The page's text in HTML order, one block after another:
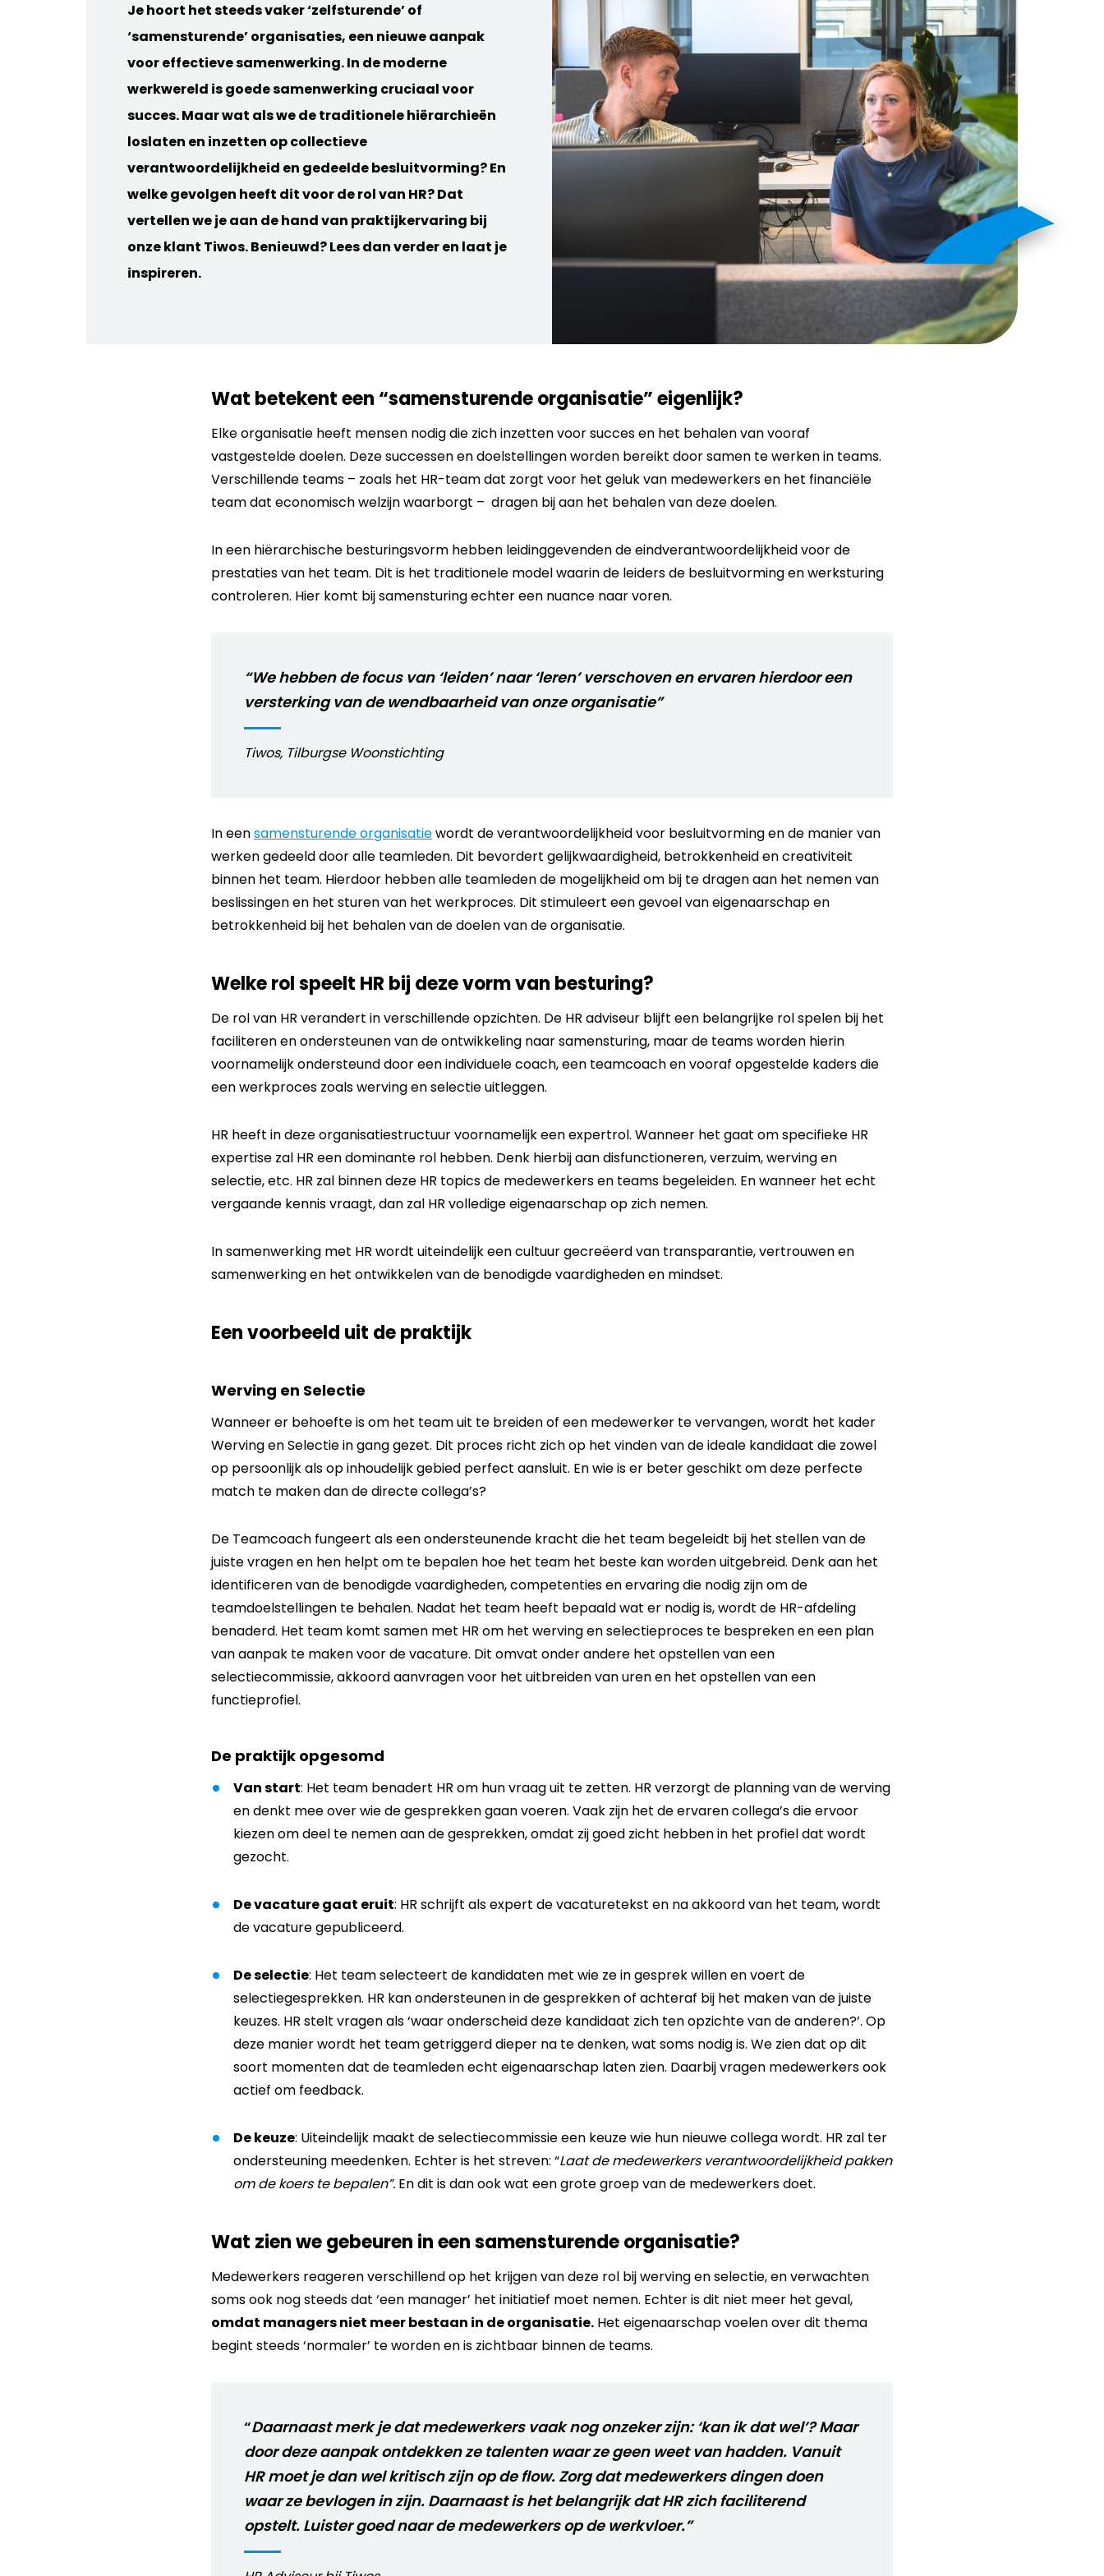
Je hoort het steeds vaker ‘zelfsturende’ of
‘samensturende’ organisaties, een nieuwe aanpak
voor effectieve samenwerking. In de moderne
werkwereld is goede samenwerking cruciaal voor
succes. Maar wat als we de traditionele hiërarchieën
loslaten en inzetten op collectieve
verantwoordelijkheid en gedeelde besluitvorming? En
welke gevolgen heeft dit voor de rol van HR? Dat
vertellen we je aan de hand van praktijkervaring bij
onze klant Tiwos. Benieuwd? Lees dan verder en laat je
inspireren.
Wat betekent een “samensturende organisatie” eigenlijk?
Elke organisatie heeft mensen nodig die zich inzetten voor succes en het behalen van vooraf
vastgestelde doelen. Deze successen en doelstellingen worden bereikt door samen te werken in teams.
Verschillende teams – zoals het HR-team dat zorgt voor het geluk van medewerkers en het financiële
team dat economisch welzijn waarborgt – dragen bij aan het behalen van deze doelen.
In een hiërarchische besturingsvorm hebben leidinggevenden de eindverantwoordelijkheid voor de
prestaties van het team. Dit is het traditionele model waarin de leiders de besluitvorming en werksturing
controleren. Hier komt bij samensturing echter een nuance naar voren.
“We hebben de focus van ‘leiden’ naar ‘leren’ verschoven en ervaren hierdoor een
versterking van de wendbaarheid van onze organisatie”
Tiwos, Tilburgse Woonstichting
In eensamensturende organisatiewordt de verantwoordelijkheid voor besluitvorming en de manier van
werken gedeeld door alle teamleden. Dit bevordert gelijkwaardigheid, betrokkenheid en creativiteit
binnen het team. Hierdoor hebben alle teamleden de mogelijkheid om bij te dragen aan het nemen van
beslissingen en het sturen van het werkproces. Dit stimuleert een gevoel van eigenaarschap en
betrokkenheid bij het behalen van de doelen van de organisatie.
Welke rol speelt HR bij deze vorm van besturing?
De rol van HR verandert in verschillende opzichten. De HR adviseur blijft een belangrijke rol spelen bij het
faciliteren en ondersteunen van de ontwikkeling naar samensturing, maar de teams worden hierin
voornamelijk ondersteund door een individuele coach, een teamcoach en vooraf opgestelde kaders die
een werkproces zoals werving en selectie uitleggen.
HR heeft in deze organisatiestructuur voornamelijk een expertrol. Wanneer het gaat om specifieke HR
expertise zal HR een dominante rol hebben. Denk hierbij aan disfunctioneren, verzuim, werving en
selectie, etc. HR zal binnen deze HR topics de medewerkers en teams begeleiden. En wanneer het echt
vergaande kennis vraagt, dan zal HR volledige eigenaarschap op zich nemen.
In samenwerking met HR wordt uiteindelijk een cultuur gecreëerd van transparantie, vertrouwen en
samenwerking en het ontwikkelen van de benodigde vaardigheden en mindset.
Een voorbeeld uit de praktijk
Werving en Selectie
Wanneer er behoefte is om het team uit te breiden of een medewerker te vervangen, wordt het kader
Werving en Selectie in gang gezet. Dit proces richt zich op het vinden van de ideale kandidaat die zowel
op persoonlijk als op inhoudelijk gebied perfect aansluit. En wie is er beter geschikt om deze perfecte
match te maken dan de directe collega’s?
De Teamcoach fungeert als een ondersteunende kracht die het team begeleidt bij het stellen van de
juiste vragen en hen helpt om te bepalen hoe het team het beste kan worden uitgebreid. Denk aan het
identificeren van de benodigde vaardigheden, competenties en ervaring die nodig zijn om de
teamdoelstellingen te behalen. Nadat het team heeft bepaald wat er nodig is, wordt de HR-afdeling
benaderd. Het team komt samen met HR om het werving en selectieproces te bespreken en een plan
van aanpak te maken voor de vacature. Dit omvat onder andere het opstellen van een
selectiecommissie, akkoord aanvragen voor het uitbreiden van uren en het opstellen van een
functieprofiel.
De praktijk opgesomd
Van start: Het team benadert HR om hun vraag uit te zetten. HR verzorgt de planning van de werving
en denkt mee over wie de gesprekken gaan voeren. Vaak zijn het de ervaren collega’s die ervoor
kiezen om deel te nemen aan de gesprekken, omdat zij goed zicht hebben in het profiel dat wordt
gezocht.
De vacature gaat eruit: HR schrijft als expert de vacaturetekst en na akkoord van het team, wordt
de vacature gepubliceerd.
De selectie: Het team selecteert de kandidaten met wie ze in gesprek willen en voert de
selectiegesprekken. HR kan ondersteunen in de gesprekken of achteraf bij het maken van de juiste
keuzes. HR stelt vragen als ‘waar onderscheid deze kandidaat zich ten opzichte van de anderen?’. Op
deze manier wordt het team getriggerd dieper na te denken, wat soms nodig is. We zien dat op dit
soort momenten dat de teamleden echt eigenaarschap laten zien. Daarbij vragen medewerkers ook
actief om feedback.
De keuze: Uiteindelijk maakt de selectiecommissie een keuze wie hun nieuwe collega wordt. HR zal ter
ondersteuning meedenken. Echter is het streven: “Laat de medewerkers verantwoordelijkheid pakken
om de koers te bepalen”. En dit is dan ook wat een grote groep van de medewerkers doet.
Wat zien we gebeuren in een samensturende organisatie?
Medewerkers reageren verschillend op het krijgen van deze rol bij werving en selectie, en verwachten
soms ook nog steeds dat ‘een manager’ het initiatief moet nemen. Echter is dit niet meer het geval,
omdat managers niet meer bestaan in de organisatie. Het eigenaarschap voelen over dit thema
begint steeds ‘normaler’ te worden en is zichtbaar binnen de teams.
“Daarnaast merk je dat medewerkers vaak nog onzeker zijn: ‘kan ik dat wel’? Maar
door deze aanpak ontdekken ze talenten waar ze geen weet van hadden. Vanuit
HR moet je dan wel kritisch zijn op de flow. Zorg dat medewerkers dingen doen
waar ze bevlogen in zijn. Daarnaast is het belangrijk dat HR zich faciliterend
opstelt. Luister goed naar de medewerkers op de werkvloer.”